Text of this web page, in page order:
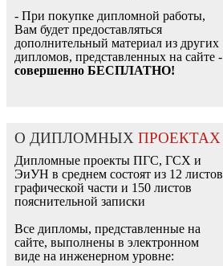
- При покупке дипломной работы,
Вам будет предоставляться
дополнительный материал из других
дипломов, представленных на сайте -
совершенно БЕСПЛАТНО!
О ДИПЛОМНЫХ ПРОЕКТАХ
Дипломные проекты ПГС, ГСХ и
ЭиУН в среднем состоят из 12 листов
графической части и 150 листов
пояснительной записки
Все дипломы, представленные на
сайте, выполнены в электронном
виде на инженерном уровне: